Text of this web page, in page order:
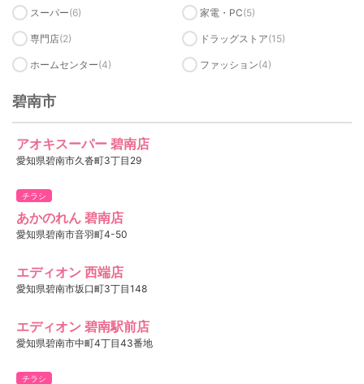
スーパー(6) 家電・PC(5)
専門店(2) ドラッグストア(15)
ホームセンター(4) ファッション(4)
碧南市
アオキスーパー 碧南店
愛知県碧南市久沓町3丁目29
チラシ
あかのれん 碧南店
愛知県碧南市音羽町4-50
エディオン 西端店
愛知県碧南市坂口町3丁目148
エディオン 碧南駅前店
愛知県碧南市中町4丁目43番地
チラシ